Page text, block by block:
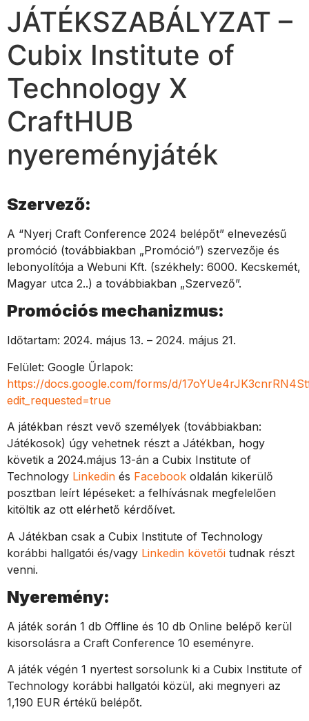
JÁTÉKSZABÁLYZAT –
Cubix Institute of
Technology X
CraftHUB
nyereményjáték
Szervező:
A “Nyerj Craft Conference 2024 belépőt” elnevezésű
promóció (továbbiakban „Promóció”) szervezője és
lebonyolítója a Webuni Kft. (székhely: 6000. Kecskemét,
Magyar utca 2..) a továbbiakban „Szervező”.
Promóciós mechanizmus:
Időtartam: 2024. május 13. – 2024. május 21.
Felület: Google Űrlapok:
https://docs.google.com/forms/d/
edit_requested=true
A játékban részt vevő személyek (továbbiakban:
Játékosok) úgy vehetnek részt a Játékban, hogy
követik a 2024.május 13-án a Cubix Institute of
Technology Linkedin és Facebook oldalán kikerülő
posztban leírt lépéseket: a felhívásnak megfelelően
kitöltik az ott elérhető kérdőívet.
A Játékban csak a Cubix Institute of Technology
korábbi hallgatói és/vagy Linkedin követői tudnak részt
venni.
Nyeremény:
A játék során 1 db Offline és 10 db Online belépő kerül
kisorsolásra a Craft Conference 10 eseményre.
A játék végén 1 nyertest sorsolunk ki a Cubix Institute of
Technology korábbi hallgatói közül, aki megnyeri az
1,190 EUR értékű belépőt.